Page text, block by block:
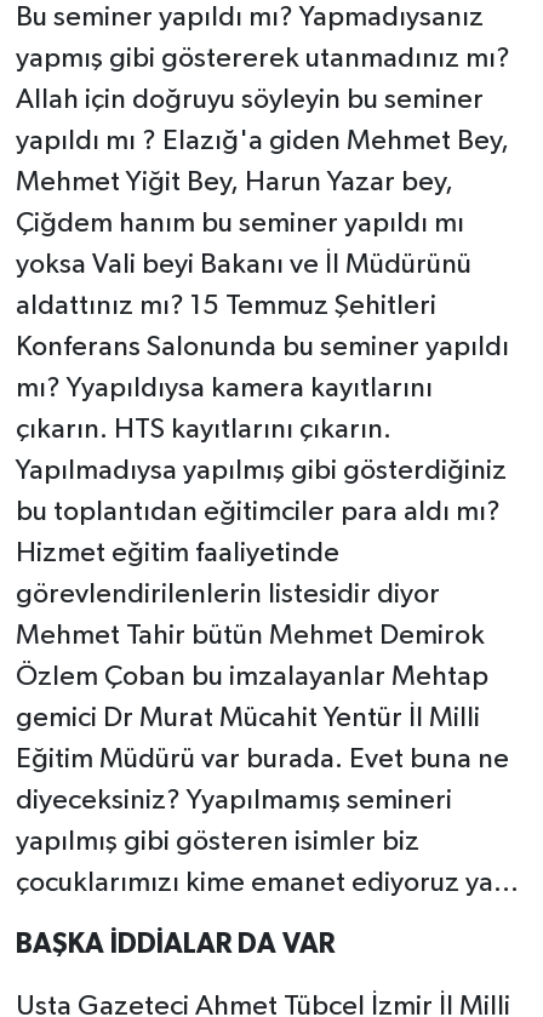
Bu seminer yapıldı mı? Yapmadıysanız
yapmış gibi göstererek utanmadınız mı?
Allah için doğruyu söyleyin bu seminer
yapıldı mı ? Elazığ'a giden Mehmet Bey,
Mehmet Yiğit Bey, Harun Yazar bey,
Çiğdem hanım bu seminer yapıldı mı
yoksa Vali beyi Bakanı ve İl Müdürünü
aldattınız mı? 15 Temmuz Şehitleri
Konferans Salonunda bu seminer yapıldı
mı? Yyapıldıysa kamera kayıtlarını
çıkarın. HTS kayıtlarını çıkarın.
Yapılmadıysa yapılmış gibi gösterdiğiniz
bu toplantıdan eğitimciler para aldı mı?
Hizmet eğitim faaliyetinde
görevlendirilenlerin listesidir diyor
Mehmet Tahir bütün Mehmet Demirok
Özlem Çoban bu imzalayanlar Mehtap
gemici Dr Murat Mücahit Yentür İl Milli
Eğitim Müdürü var burada. Evet buna ne
diyeceksiniz? Yyapılmamış semineri
yapılmış gibi gösteren isimler biz
çocuklarımızı kime emanet ediyoruz ya...
BAŞKA İDDİALAR DA VAR
Usta Gazeteci Ahmet Tübcel İzmir İl Milli